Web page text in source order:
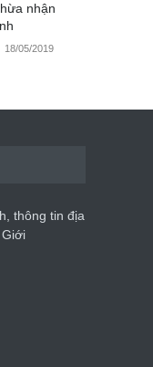
nhận
18/05/2019
thông tin địa